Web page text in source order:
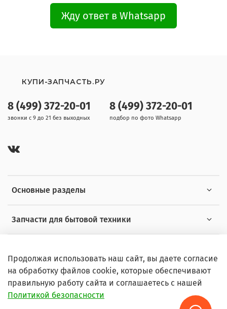
Жду ответ в Whatsapp
Основные разделы
Запчасти для бытовой техники
8 (499) 372-20-01
звонки с 9 до 21 без выходных
8 (499) 372-20-01
подбор по фото Whatsapp
КУПИ-ЗАПЧАСТЬ.РУ
Продолжая использовать наш сайт, вы даете согласие
на обработку файлов cookie, которые обеспечивают
правильную работу сайта и соглашаетесь с нашей
Политикой безопасности